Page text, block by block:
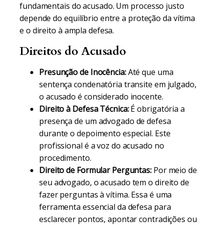
fundamentais do acusado. Um processo justo
depende do equilíbrio entre a proteção da vítima
e o direito à ampla defesa.
Direitos do Acusado
Presunção de Inocência:Até que uma
sentença condenatória transite em julgado,
o acusado é considerado inocente.
Direito à Defesa Técnica:É obrigatória a
presença de um advogado de defesa
durante o depoimento especial. Este
profissional é a voz do acusado no
procedimento.
Direito de Formular Perguntas: Por meio de
seu advogado, o acusado tem o direito de
fazer perguntas à vítima. Essa é uma
ferramenta essencial da defesa para
esclarecer pontos, apontar contradições ou